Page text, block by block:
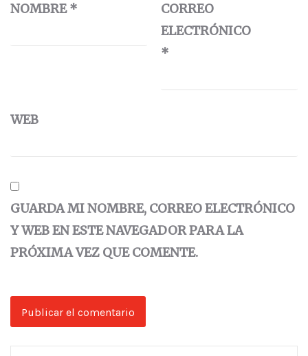
NOMBRE*
CORREO
ELECTRÓNICO
*
WEB
GUARDA MI NOMBRE, CORREO ELECTRÓNICO
Y WEB EN ESTE NAVEGADOR PARA LA
PRÓXIMA VEZ QUE COMENTE.